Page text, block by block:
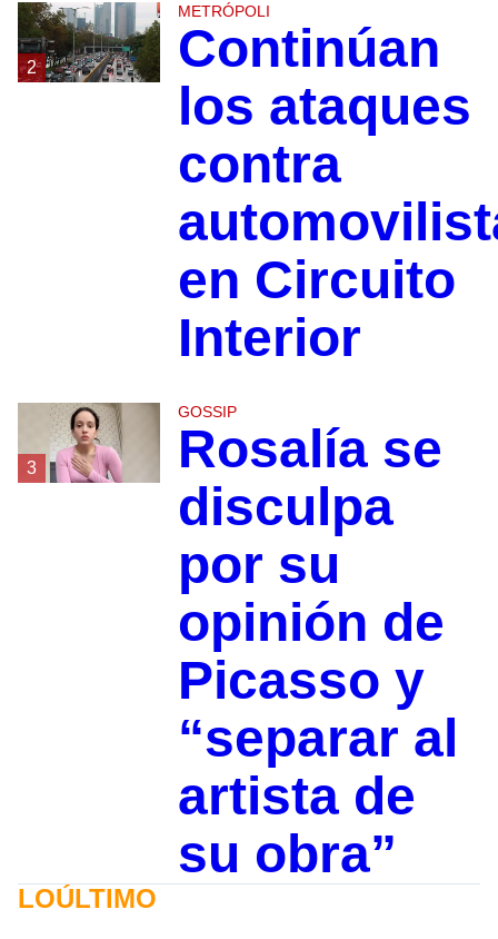
2
METRÓPOLI
Continúan
los ataques
contra
en Circuito
Interior
3
GOSSIP
Rosalía se
disculpa
por su
opinión de
Picasso y
“separar al
artista de
su obra”
LOÚLTIMO